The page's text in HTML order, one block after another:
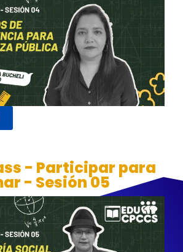
- Participar para
- Sesión 05